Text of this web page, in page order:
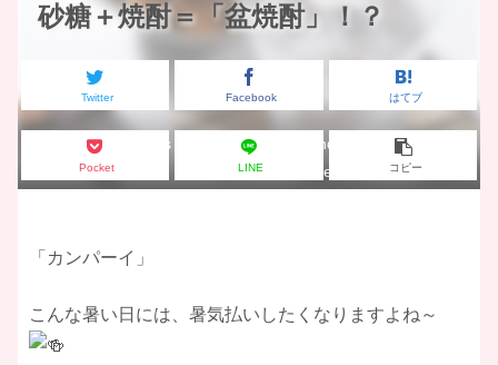
砂糖＋焼酎＝「盆焼酎」！？
Shochu and nibbles on a white background with a copy space.
Image of Japanese liquor.
Twitter Facebook はてブ
Pocket LINE コピー
「カンパーイ」
こんな暑い日には、暑気払いしたくなりますよね～